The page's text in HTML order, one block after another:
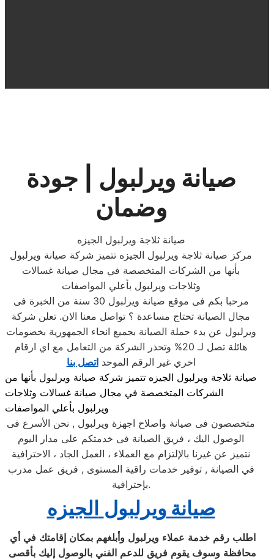
صيانة ويرلبول | جودة
وضمان
صيانة ثلاجة ويرلبول الجيزه
مركز صيانة ثلاجة ويرلبول الجيزه تتميز شركة صيانة ويرلبول
بأنها من الشركات المتخصصة في مجال صيانة غسالات
وثلاجات ويرلبول بأعلي المواصفات
مرحبا بكم فى موقع صيانة ويرلبول 30 سنة من الخبرة فى
مجال الصيانة تحتاج مساعدة ؟ تواصل معنا الان. تعلن شركة
ويرلبول عن بدء حملة الصيانة بجميع انحاء الجمهورية بخصومات
هائلة تصل لـ 20% وتحذر الشركة من التعامل مع اي ارقام
اخري غير الرقم الموحداتصل بنا
صيانة ثلاجة ويرلبول الجيزه تتميز شركة صيانة ويرلبول بأنها من
الشركات المتخصصة في مجال صيانة غسالات وثلاجات
ويرلبول بأعلي المواصفات
متخصصون فى صيانة واصلاح اجهزة ويرلبول , نحن الأسرع فى
الوصول اليك ، فريق الصيانة فى خدمتكم على مدار اليوم
نتميز عن غيرنا بالإلتزام مع العملاء ، العمل الجاد ، الاحترافية
في الصيانة , توفير خدمات راقية المستوى , فريق عمل مدرب
بإحترافية.
صيانةويرلبول الجيزه
اطلب رقم خدمة عملاء ويرلبول وأبلغهم بمكان إقامتك في أي
محافظة وسوف يقوم فريق للدعم الفني بالوصول إليك بأقصى